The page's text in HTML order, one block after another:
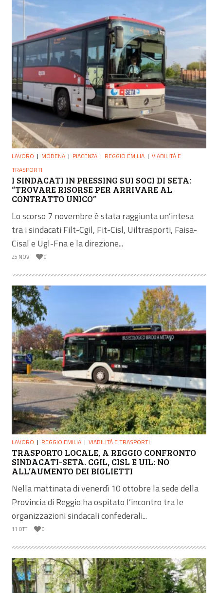
LAVORO MODENA PIACENZA REGGIO EMILIA
VIABILITÀ E
TRASPORTI
I SINDACATI IN PRESSING SUI SOCI DI SETA:
“TROVARE RISORSE PER ARRIVARE AL
CONTRATTO UNICO”
Lo scorso 7 novembre è stata raggiunta un’intesa
tra i sindacati Filt-Cgil, Fit-Cisl, Uiltrasporti, Faisa-
Cisal e Ugl-Fna e la direzione...
25 NOV 0
LAVORO REGGIO EMILIA VIABILITÀ E TRASPORTI
TRASPORTO LOCALE, A REGGIO CONFRONTO
SINDACATI-SETA. CGIL, CISL E UIL: NO
ALL’AUMENTO DEI BIGLIETTI
Nella mattinata di venerdì 10 ottobre la sede della
Provincia di Reggio ha ospitato l’incontro tra le
organizzazioni sindacali confederali...
11 OTT 0